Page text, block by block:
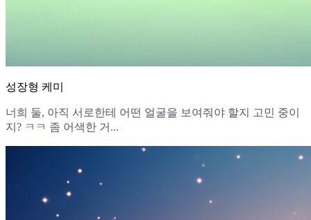
성장형 케미
너희 둘, 아직 서로한테 어떤 얼굴을 보여줘야 할지 고민 중이
지? ㅋㅋ 좀 어색한 거...